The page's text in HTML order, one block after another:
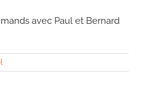
avec Paul et Bernard